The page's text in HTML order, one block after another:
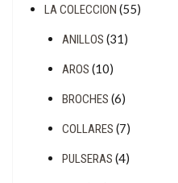
LA COLECCION (55)
ANILLOS (31)
AROS (10)
BROCHES (6)
COLLARES (7)
PULSERAS (4)